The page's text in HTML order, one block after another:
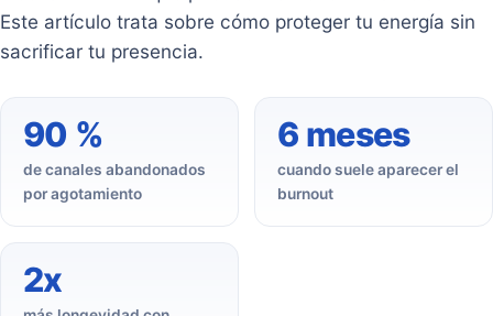
Este artículo trata sobre cómo proteger tu energía sin
sacrificar tu presencia.
90 %
de canales abandonados
por agotamiento
6 meses
cuando suele aparecer el
burnout
2x